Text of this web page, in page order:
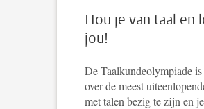
Hou je van taal en
jou!
De Taalkundeolympiade
over de meest
met talen bezig te zijn en